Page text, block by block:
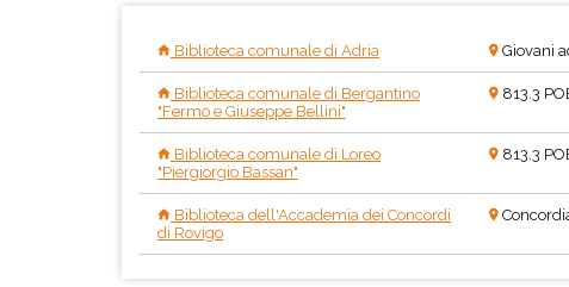
Biblioteca comunale di Adria Giovani
Biblioteca comunale di Bergantino
"Fermo e Giuseppe Bellini"
813.3
Biblioteca comunale di Loreo
"Piergiorgio Bassan"
813.3
Biblioteca dell'Accademia dei Concordi
di Rovigo